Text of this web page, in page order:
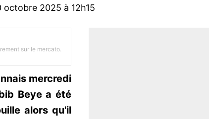
octobre 2025 à 12h15
sur le mercato.
mercredi
Beye a été
alors qu'il